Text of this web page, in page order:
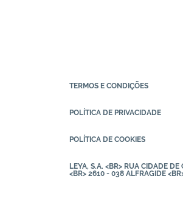
TERMOS E CONDIÇÕES
POLÍTICA DE PRIVACIDADE
POLÍTICA DE COOKIES
LEYA, S.A. <BR> RUA CIDADE DE
<BR> 2610 - 038 ALFRAGIDE